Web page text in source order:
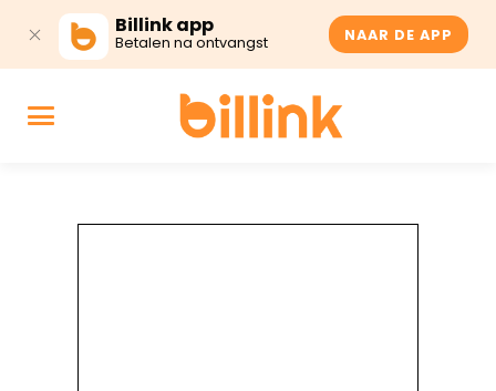
Billink app
Betalen na ontvangst NAAR DE APP